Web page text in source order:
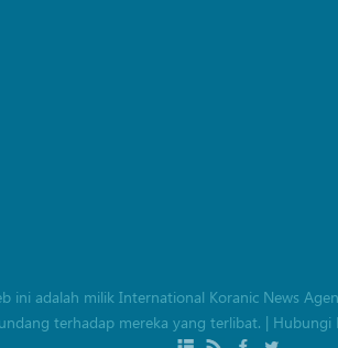
ini adalah milik International Koranic News
undang terhadap mereka yang terlibat. | Hubungi